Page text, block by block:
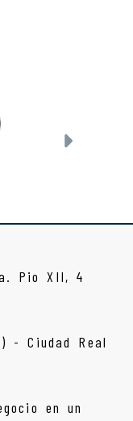
Pio XII, 4
- Ciudad Real